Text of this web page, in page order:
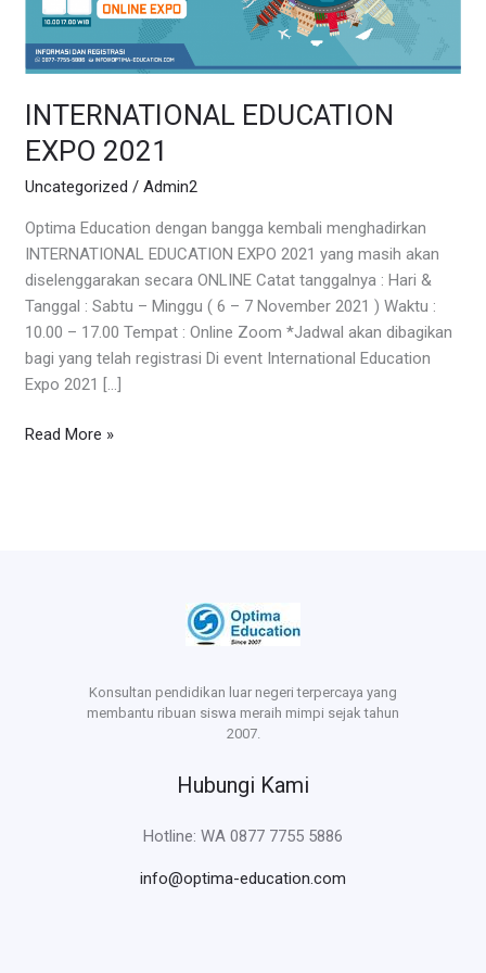
INTERNATIONAL EDUCATION
EXPO 2021
Uncategorized /Admin2
Optima Education dengan bangga kembali menghadirkan
INTERNATIONAL EDUCATION EXPO 2021 yang masih akan
diselenggarakan secara ONLINE Catat tanggalnya : Hari &
Tanggal : Sabtu – Minggu ( 6 – 7 November 2021 ) Waktu :
10.00 – 17.00 Tempat : Online Zoom *Jadwal akan dibagikan
bagi yang telah registrasi Di event International Education
Expo 2021 […]
Read More »
Konsultan pendidikan luar negeri terpercaya yang
membantu ribuan siswa meraih mimpi sejak tahun
2007.
Hubungi Kami
Hotline: WA 0877 7755 5886
info@optima-education.com